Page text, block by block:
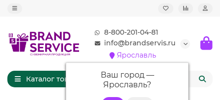
8-800-201-04-81
info@brandservis.ru
Ярославль
Ваш город —
Ярославль?
Каталог товаров